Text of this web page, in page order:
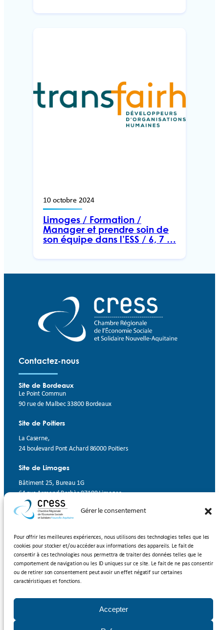
Gérer le consentement
Pour offrir les meilleures expériences, nous utilisons des technologies telles que les
cookies pour stocker et/ou accéder aux informations des appareils. Le fait de
consentir à ces technologies nous permettra de traiter des données telles que le
comportement de navigation ou les ID uniques sur ce site. Le fait de ne pas consentir
ou de retirer son consentement peut avoir un effet négatif sur certaines
caractéristiques et fonctions.
Accepter
10 octobre 2024
Limoges / Formation /
Manager et prendre soin de
son équipe dans l’ESS / 6, 7 …
Contactez-nous
Site de Bordeaux
Le Point Commun
90 rue de Malbec 33800 Bordeaux
Site de Poitiers
La Caserne,
24 boulevard Pont Achard 86000 Poitiers
Site de Limoges
Bâtiment 25, Bureau 1G
64 rue Armand Barbès 87100 Limoges
Contact
LinkedIn Facebook YouTube
Inscrivez-vous à notre newsletter